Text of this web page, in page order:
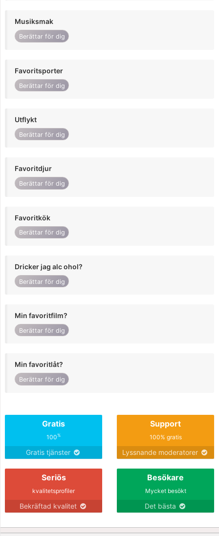
Musiksmak
Berättar för dig
Favoritsporter
Berättar för dig
Utflykt
Berättar för dig
Favoritdjur
Berättar för dig
Favoritkök
Berättar för dig
Dricker jag alc ohol?
Berättar för dig
Min favoritfilm?
Berättar för dig
Min favoritlåt?
Berättar för dig
Gratis
100%
Gratis tjänster
Support
100% gratis
Lyssnande moderatorer
Seriös
kvalitetsprofiler
Bekräftad kvalitet
Besökare
Mycket besökt
Det bästa